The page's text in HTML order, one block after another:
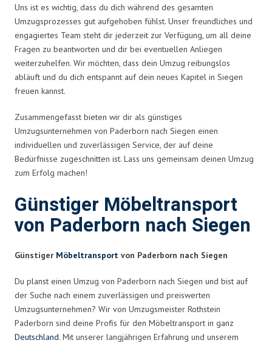
Uns ist es wichtig, dass du dich während des gesamten
Umzugsprozesses gut aufgehoben fühlst. Unser freundliches und
engagiertes Team steht dir jederzeit zur Verfügung, um all deine
Fragen zu beantworten und dir bei eventuellen Anliegen
weiterzuhelfen. Wir möchten, dass dein Umzug reibungslos
abläuft und du dich entspannt auf dein neues Kapitel in Siegen
freuen kannst.
Zusammengefasst bieten wir dir als günstiges
Umzugsunternehmen von Paderborn nach Siegen einen
individuellen und zuverlässigen Service, der auf deine
Bedürfnisse zugeschnitten ist. Lass uns gemeinsam deinen Umzug
zum Erfolg machen!
Günstiger Möbeltransport
von Paderborn nach Siegen
Günstiger Möbeltransport von Paderborn nach Siegen
Du planst einen Umzug von Paderborn nach Siegen und bist auf
der Suche nach einem zuverlässigen und preiswerten
Umzugsunternehmen? Wir von Umzugsmeister Rothstein
Paderborn sind deine Profis für den Möbeltransport in ganz
Deutschland. Mit unserer langjährigen Erfahrung und unserem